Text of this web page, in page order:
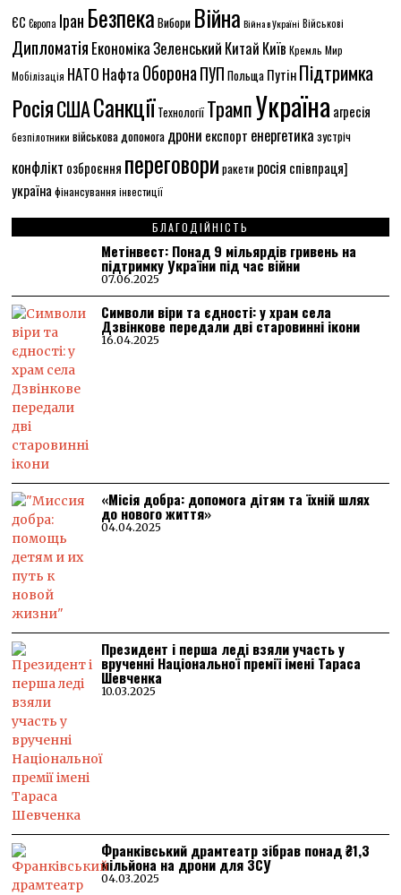
ЄС Європа Іран Безпека Вибори Війна Війна в Україні Військові
Дипломатія ЕкономікаЗеленський Китай Київ Кремль Мир
Мобілізація НАТО Нафта ОборонаПУП Польща ПутінПідтримка
РосіяСШАСанкціїТехнологіїТрампУкраїна агресія
безпілотники військова допомога дрони експорт енергетика зустріч
конфлікт озброєння переговори ракети росія співпраця]
україна фінансування інвестиції
БЛАГОДІЙНІСТЬ
Метінвест: Понад 9 мільярдів гривень на
підтримку України під час війни
07.06.2025
Символи віри та єдності: у храм села
Дзвінкове передали дві старовинні ікони
16.04.2025
«Місія добра: допомога дітям та їхній шлях
до нового життя»
04.04.2025
Президент і перша леді взяли участь у
врученні Національної премії імені Тараса
Шевченка
10.03.2025
Франківський драмтеатр зібрав понад ₴1,3
мільйона на дрони для ЗСУ
04.03.2025